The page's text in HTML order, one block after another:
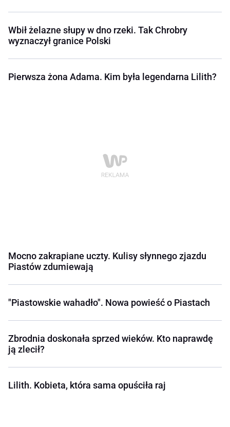
Wbił żelazne słupy w dno rzeki. Tak Chrobry
wyznaczył granice Polski
Pierwsza żona Adama. Kim była legendarna Lilith?
Mocno zakrapiane uczty. Kulisy słynnego zjazdu
Piastów zdumiewają
"Piastowskie wahadło". Nowa powieść o Piastach
Zbrodnia doskonała sprzed wieków. Kto naprawdę
ją zlecił?
Lilith. Kobieta, która sama opuściła raj